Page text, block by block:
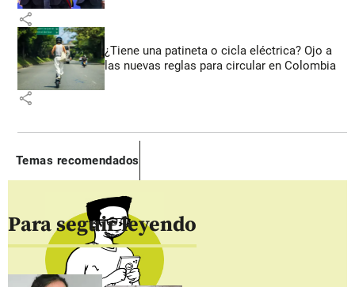
share
¿Tiene una patineta o cicla eléctrica? Ojo a
las nuevas reglas para circular en Colombia
share
Temas recomendados
Para seguir leyendo